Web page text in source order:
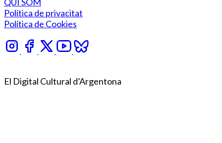
Política de privacitat
Política de Cookies
El Digital Cultural d’Argentona